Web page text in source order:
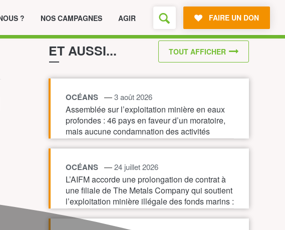
? NOS CAMPAGNES AGIR FAIRE UN DON
ET AUSSI...
OCÉANS —3 août 2026
Assemblée sur l’exploitation minière en eaux
profondes : 46 pays en faveur d’un moratoire,
mais aucune condamnation des activités
illégales
OCÉANS —24 juillet 2026
L’AIFM accorde une prolongation de contrat à
une filiale de The Metals Company qui soutient
l’exploitation minière illégale des fonds marins :
une nouvelle preuve de la nécessité d’un
moratoire immédiat
TOUT AFFICHER